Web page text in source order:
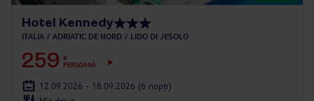
Hotel Kennedy
ITALIA ADRIATIC DE NORD LIDO DI JESOLO
259 €
PERSOANĂ
12.09.2026 - 18.09.2026 (6 nopți)